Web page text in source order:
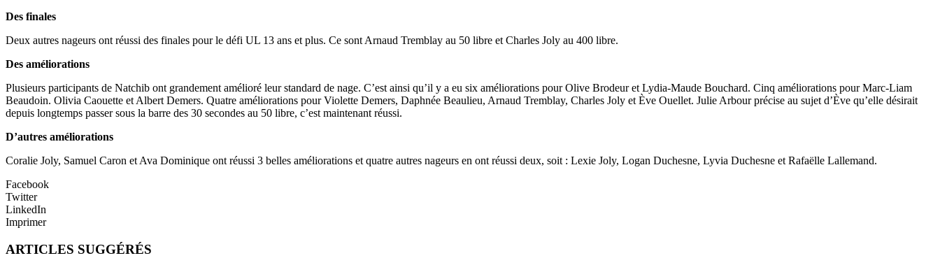
Des finales
Deux autres nageurs ont réussi des finales pour le défi UL 13 ans et plus. Ce sont Arnaud Tremblay au 50 libre et Charles Joly au 400 libre.
Des améliorations
Plusieurs participants de Natchib ont grandement amélioré leur standard de nage. C’est ainsi qu’il y a eu six améliorations pour Olive Brodeur et Lydia-Maude Bouchard. Cinq améliorations pour Marc-Liam
Beaudoin. Olivia Caouette et Albert Demers. Quatre améliorations pour Violette Demers, Daphnée Beaulieu, Arnaud Tremblay, Charles Joly et Ève Ouellet. Julie Arbour précise au sujet d’Ève qu’elle désirait
depuis longtemps passer sous la barre des 30 secondes au 50 libre, c’est maintenant réussi.
D’autres améliorations
Coralie Joly, Samuel Caron et Ava Dominique ont réussi 3 belles améliorations et quatre autres nageurs en ont réussi deux, soit : Lexie Joly, Logan Duchesne, Lyvia Duchesne et Rafaëlle Lallemand.
Facebook
Twitter
LinkedIn
Imprimer
ARTICLES SUGGÉRÉS